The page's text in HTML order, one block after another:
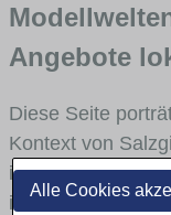
Alle Cookies
Angebote
Diese Seite
Kontext von
in welchen
ist, welche